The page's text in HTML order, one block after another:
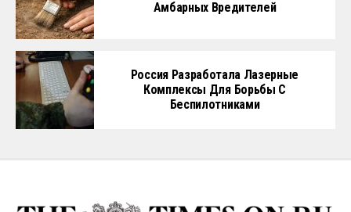
Амбарных Вредителей
Россия Разработала Лазерные
Комплексы Для Борьбы С
Беспилотниками